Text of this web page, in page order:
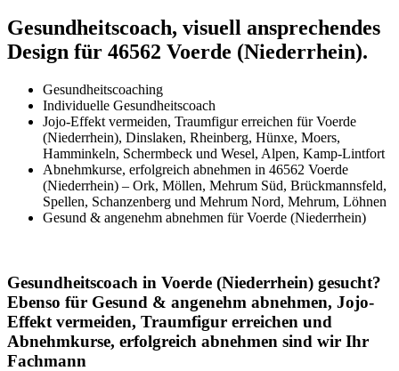
Gesundheitscoach, visuell ansprechendes
Design für 46562 Voerde (Niederrhein).
Gesundheitscoaching
Individuelle Gesundheitscoach
Jojo-Effekt vermeiden, Traumfigur erreichen für Voerde
(Niederrhein), Dinslaken, Rheinberg, Hünxe, Moers,
Hamminkeln, Schermbeck und Wesel, Alpen, Kamp-Lintfort
Abnehmkurse, erfolgreich abnehmen in 46562 Voerde
(Niederrhein) – Ork, Möllen, Mehrum Süd, Brückmannsfeld,
Spellen, Schanzenberg und Mehrum Nord, Mehrum, Löhnen
Gesund & angenehm abnehmen für Voerde (Niederrhein)
Gesundheitscoach in Voerde (Niederrhein) gesucht?
Ebenso für Gesund & angenehm abnehmen, Jojo-
Effekt vermeiden, Traumfigur erreichen und
Abnehmkurse, erfolgreich abnehmen sind wir Ihr
Fachmann